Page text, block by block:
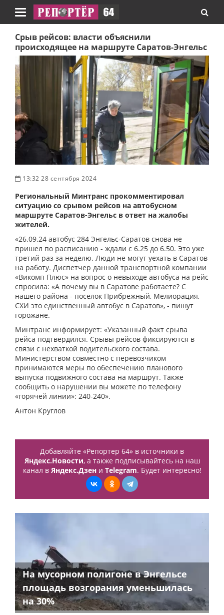
Навигация
Срыв рейсов: власти объяснили
происходящее на маршруте Саратов-Энгельс
13:32 28 сентября 2024
Региональный Минтранс прокомментировал
ситуацию со срывом рейсов на автобусном
маршруте Саратов-Энгельс в ответ на жалобы
жителей.
«26.09.24 автобус 284 Энгельс-Саратов снова не
пришел по расписанию - ждали с 6.25 до 6.50. Это уже
третий раз за неделю. Люди не могут уехать в Саратов
на работу. Диспетчер данной транспортной компании
«Викомп Плюс» на вопрос о невыходе автобуса на рейс
спросила: «А почему вы в Саратове работаете? С
нашего района - поселок Прибрежный, Мелиорация,
СХИ это единственный автобус в Саратов», - пишут
горожане.
Минтранс информирует: «Указанный факт срыва
рейса подтвердился. Срывы рейсов фиксируются в
связи с нехваткой водительского состава.
Министерством совместно с перевозчиком
принимаются меры по обеспечению планового
выпуска подвижного состава на маршрут. Также
сообщить о нарушении вы можете по телефону
«горячей линии»: 240-240».
Антон Круглов
Добавляйте «Репортер 64» в источники в
Яндекс.Новости, а также подписывайтесь на наш
канал в Яндекс.Дзени Telegram. Будет интересно!
На мусорном полигоне в Энгельсе
площадь возгорания уменьшилась
на 30%